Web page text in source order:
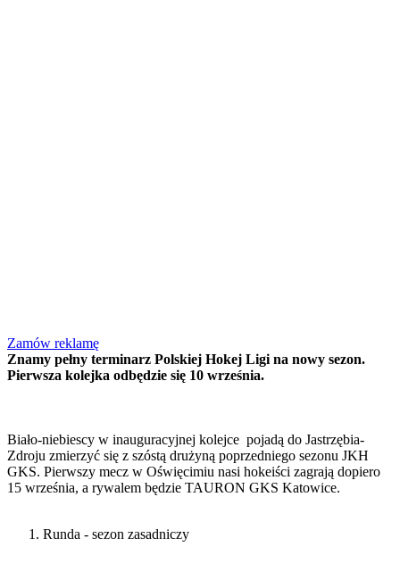
Zamów reklamę
Znamy pełny terminarz Polskiej Hokej Ligi na nowy sezon.
Pierwsza kolejka odbędzie się 10 września.
Biało-niebiescy w inauguracyjnej kolejce pojadą do Jastrzębia-
Zdroju zmierzyć się z szóstą drużyną poprzedniego sezonu JKH
GKS. Pierwszy mecz w Oświęcimiu nasi hokeiści zagrają dopiero
15 września, a rywalem będzie TAURON GKS Katowice.
Runda - sezon zasadniczy